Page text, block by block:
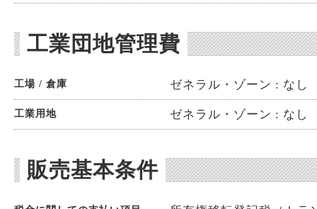
工業団地管理費
工場 / 倉庫 ゼネラル・ゾーン : なし
工業用地 ゼネラル・ゾーン : なし
販売基本条件